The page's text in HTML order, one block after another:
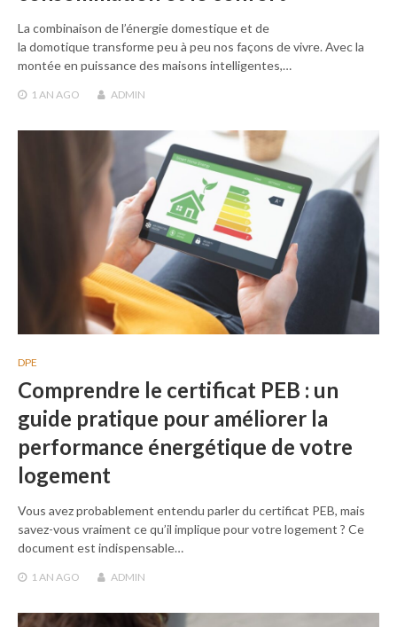
La combinaison de l’énergie domestique et de
la domotique transforme peu à peu nos façons de vivre. Avec la
montée en puissance des maisons intelligentes,…
1 AN AGO ADMIN
DPE
Comprendre le certificat PEB : un
guide pratique pour améliorer la
performance énergétique de votre
logement
Vous avez probablement entendu parler du certificat PEB, mais
savez-vous vraiment ce qu’il implique pour votre logement ? Ce
document est indispensable…
1 AN AGO ADMIN